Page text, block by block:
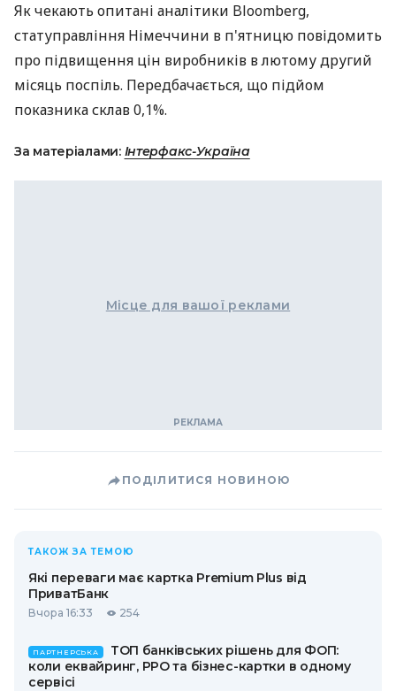
Як чекають опитані аналітики Bloomberg,
статуправління Німеччини в п'ятницю повідомить
про підвищення цін виробників в лютому другий
місяць поспіль. Передбачається, що підйом
показника склав 0,1%.
За матеріалами: Інтерфакс-Україна
Місце для вашої реклами
ПОДІЛИТИСЯ НОВИНОЮ
ТАКОЖ ЗА ТЕМОЮ
Які переваги має картка Premium Plus від
ПриватБанк
Вчора 16:33 254
ПАРТНЕРСЬКА
ТОП банківських рішень для ФОП:
коли еквайринг, РРО та бізнес-картки в одному
сервісі